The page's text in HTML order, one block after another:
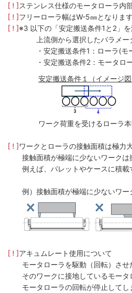
[ ! ]ステンレス仕様のモータローラ内
[ ! ]フリーローラ幅はW-5㎜となります
[ ! ]※3 以下の「安定搬送条件1と2」
上流側から選択したパラメ
・安定搬送条件1：ローラ(
・安定搬送条件2：モータロ
安定搬送条件１（イメージ図
ワーク荷重を受けるローラ
[ ! ]ワークとローラの接触面積は極力
接触面積が極端に少ないワークは
例えば、パレットやケースに積載
例）接触面積が極端に少ないワー
[ ! ]アキュムレート使用について
モータローラを駆動（回転）さ
そのワークに接地しているモー
モータローラの回転が停止して